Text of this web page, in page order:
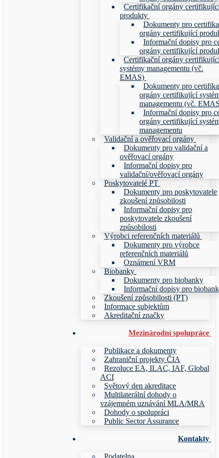
Certifikační orgány
produkty
Dokumenty pro
orgány certifikující
Informační dopisy pro
orgány certifikující
Certifikační orgány
systémy managementu (vč.
EMAS)
Dokumenty pro
orgány certifikující
managementu (vč.
Informační dopisy pro
orgány certifikující
managementu
Validační a ověřovací orgány
Dokumenty pro validační a
ověřovací orgány
Informační dopisy pro
validační/ověřovací orgány
Poskytovatelé PT
Dokumenty pro poskytovatele
zkoušení způsobilosti
Informační dopisy pro
poskytovatele zkoušení
způsobilosti
Výrobci referenčních materiálů
Dokumenty pro výrobce
referenčních materiálů
Oznámení VRM
Biobanky
Dokumenty pro biobanky
Informační dopisy pro
Zkoušení způsobilosti (PT)
Informace subjektům
Akreditační značky
Mezinárodní spolupráce
Publikace a dokumenty
Zahraniční projekty ČIA
Rezoluce EA, ILAC, IAF, Global
ACI
Světový den akreditace
Multilaterální dohody o
vzájemném uznávání MLA/MRA
Dohody o spolupráci
Public Sector Assurance
Kontakty
Podatelna